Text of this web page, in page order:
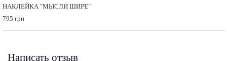
НАКЛЕЙКА "МЫСЛИ ШИРЕ"
795 грн
Написать отзыв